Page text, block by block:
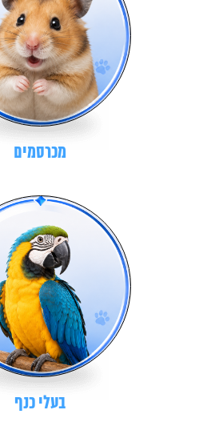
מכרסמים
בעלי כנף